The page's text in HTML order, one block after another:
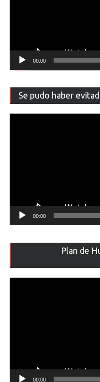
00:00
Se pudo haber
00:00
Plan de
00:00